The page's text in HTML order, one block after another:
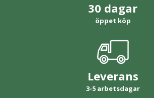
30 dagar
öppet köp
Leverans
3-5 arbetsdagar